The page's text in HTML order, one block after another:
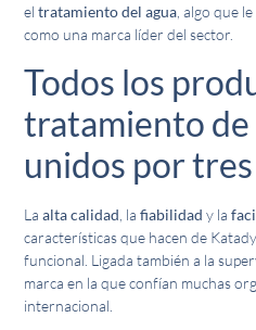
eltratamiento del agua , algo que
como una marca líder del sector.
Todos los
tratamiento de
unidos por
Laalta calidad , lafiabilidad y la
características que hacen de
funcional. Ligada también a la
marca en la que confían muchas
internacional.